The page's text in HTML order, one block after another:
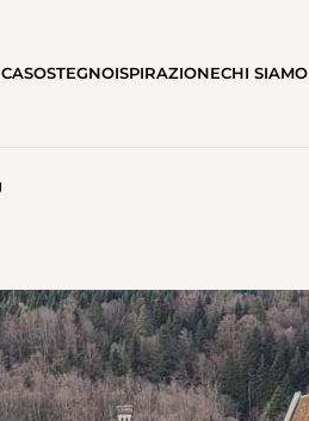
SOSTEGNOISPIRAZIONECHI SIAMO